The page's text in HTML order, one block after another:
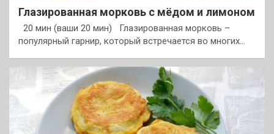
Глазированная морковь с мёдом и лимоном
20 мин (ваши 20 мин) Глазированная морковь –
популярный гарнир, который встречается во многих…